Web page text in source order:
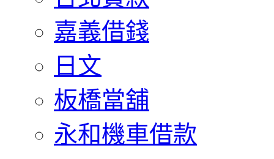
嘉義借錢
日文
板橋當舖
永和機車借款